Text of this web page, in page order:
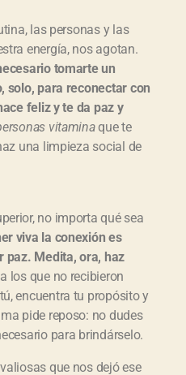
las personas y las
energía, nos agotan.
tomarte un
solo, para reconectar con
feliz y te da paz y
vitaminaque te
una limpieza social de
no importa qué sea
viva la conexión es
paz. Medita, ora, haz
los que no recibieron
encuentra tu propósito y
pide reposo: no dudes
para brindárselo.
que nos dejó ese